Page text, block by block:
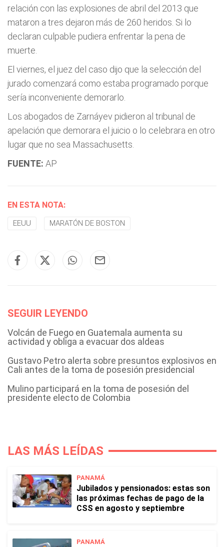
relación con las explosiones de abril del 2013 que
mataron a tres dejaron más de 260 heridos. Si lo
declaran culpable pudiera enfrentar la pena de
muerte.
El viernes, el juez del caso dijo que la selección del
jurado comenzará como estaba programado porque
sería inconveniente demorarlo.
Los abogados de Zarnáyev pidieron al tribunal de
apelación que demorara el juicio o lo celebrara en otro
lugar que no sea Massachusetts.
FUENTE: AP
EN ESTA NOTA:
EEUU MARATÓN DE BOSTON
SEGUIR LEYENDO
Volcán de Fuego en Guatemala aumenta su
actividad y obliga a evacuar dos aldeas
Gustavo Petro alerta sobre presuntos explosivos en
Cali antes de la toma de posesión presidencial
Mulino participará en la toma de posesión del
presidente electo de Colombia
LAS MÁS LEÍDAS
PANAMÁ
Jubilados y pensionados: estas son
las próximas fechas de pago de la
CSS en agosto y septiembre
PANAMÁ